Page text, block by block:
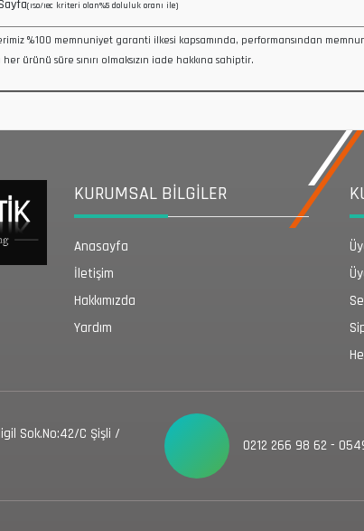
(ıso/ıec kriteri olan%5 doluluk oranı ile)
%100 memnuniyet garanti ilkesi kapsamında, performansından
her ürünü süre sınırı olmaksızın iade hakkına sahiptir.
KURUMSAL BİLGİLER
Anasayfa
İletişim
Hakkımızda
Yardım
Sok.No:42/C Şişli /
0212 266 98 62 -